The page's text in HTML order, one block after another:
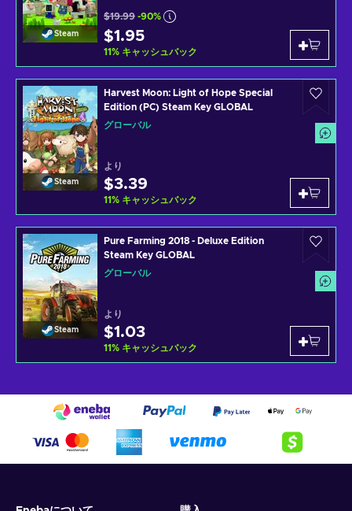
Steam
$19.99 -90%
$1.95
11% キャッシュバック
Steam
Harvest Moon: Light of Hope Special
Edition (PC) Steam Key GLOBAL
グローバル
より
$3.39
11% キャッシュバック
Steam
Pure Farming 2018 - Deluxe Edition
Steam Key GLOBAL
グローバル
より
$1.03
11% キャッシュバック